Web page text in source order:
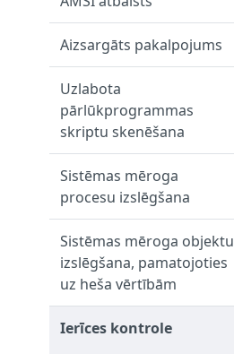
Aizsargāts pakalpojums
Uzlabota
pārlūkprogrammas
skriptu skenēšana
Sistēmas mēroga
procesu izslēgšana
Sistēmas mēroga objektu
izslēgšana, pamatojoties
uz heša vērtībām
Ierīces kontrole